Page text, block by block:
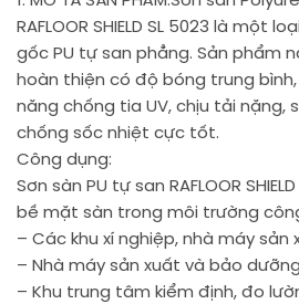
RAFLOOR SHIELD SL 5023 là một
gốc PU tự san phẳng. Sản phẩm
hoàn thiện có độ bóng trung
năng chống tia UV, chịu tải nặng,
chống sốc nhiệt cực tốt.
Công dụng:
Sơn sàn PU tự san RAFLOOR
bề mặt sàn trong môi trường
– Các khu xí nghiệp, nhà máy sản
– Nhà máy sản xuất và bảo
– Khu trung tâm kiểm định, đo